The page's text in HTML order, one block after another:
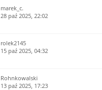
marek_c.
28 paź 2025, 22:02
rolek2145
15 paź 2025, 04:32
Rohnkowalski
13 paź 2025, 17:23